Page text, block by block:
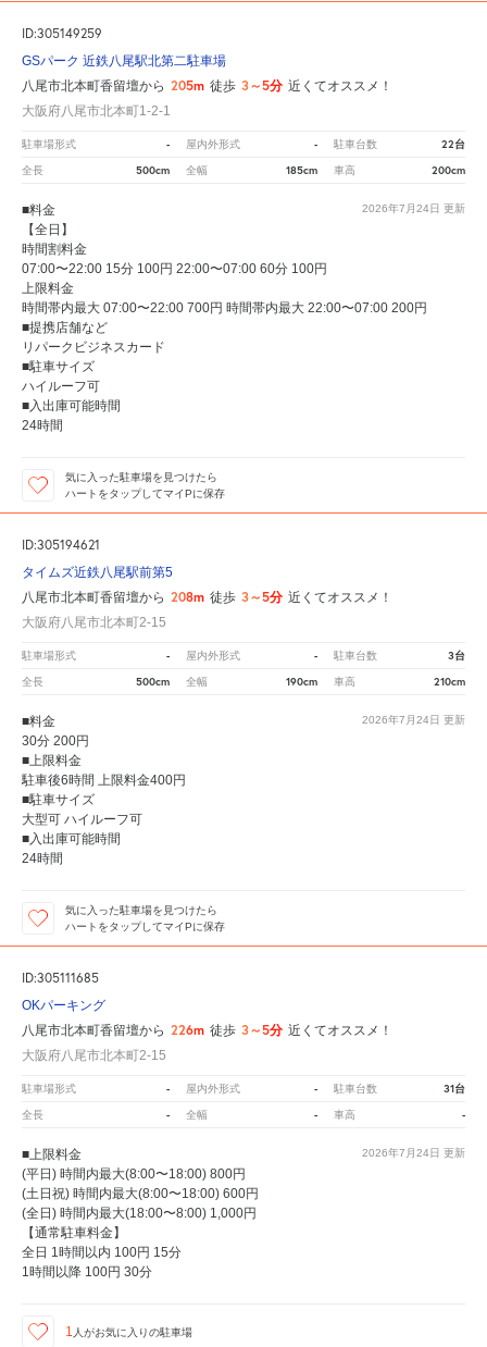
ID:305149259
GSパーク 近鉄八尾駅北第二駐車場
八尾市北本町香留壇から 205m 徒歩 3～5分 近くてオススメ！
大阪府八尾市北本町1-2-1
駐車場形式 - 屋内外形式 - 駐車台数 22台
全長 500cm 全幅 185cm 車高 200cm
2026年7月24日 更新
■料金
【全日】
時間割料金
07:00〜22:00 15分 100円 22:00〜07:00 60分 100円
上限料金
時間帯内最大 07:00〜22:00 700円 時間帯内最大 22:00〜07:00 200円
■提携店舗など
リパークビジネスカード
■駐車サイズ
ハイルーフ可
■入出庫可能時間
24時間
気に入った駐車場を見つけたら
ハートをタップしてマイPに保存
ID:305194621
タイムズ近鉄八尾駅前第5
八尾市北本町香留壇から 208m 徒歩 3～5分 近くてオススメ！
大阪府八尾市北本町2-15
駐車場形式 - 屋内外形式 - 駐車台数 3台
全長 500cm 全幅 190cm 車高 210cm
2026年7月24日 更新
■料金
30分 200円
■上限料金
駐車後6時間 上限料金400円
■駐車サイズ
大型可 ハイルーフ可
■入出庫可能時間
24時間
気に入った駐車場を見つけたら
ハートをタップしてマイPに保存
ID:305111685
OKパーキング
八尾市北本町香留壇から 226m 徒歩 3～5分 近くてオススメ！
大阪府八尾市北本町2-15
駐車場形式 - 屋内外形式 - 駐車台数 31台
全長 - 全幅 - 車高 -
2026年7月24日 更新
■上限料金
(平日) 時間内最大(8:00〜18:00) 800円
(土日祝) 時間内最大(8:00〜18:00) 600円
(全日) 時間内最大(18:00〜8:00) 1,000円
【通常駐車料金】
全日 1時間以内 100円 15分
1時間以降 100円 30分
1 人がお気に入りの駐車場